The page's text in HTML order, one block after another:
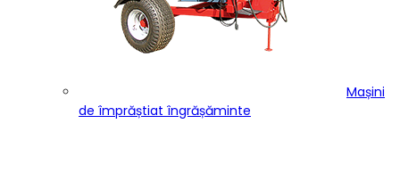
Mașini
de împrăștiat îngrășăminte